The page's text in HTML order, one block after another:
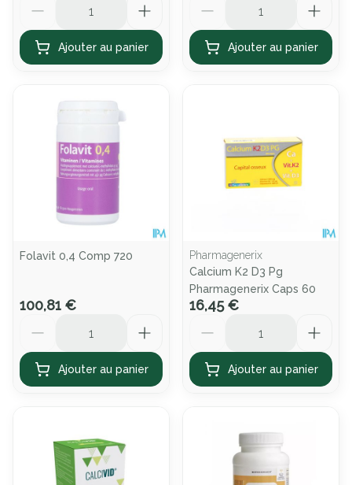
Ajouter au panier Ajouter au panier
Folavit 0,4 Comp 720
100,81 €
Ajouter au panier
Pharmagenerix
Calcium K2 D3 Pg
Pharmagenerix Caps 60
16,45 €
Ajouter au panier